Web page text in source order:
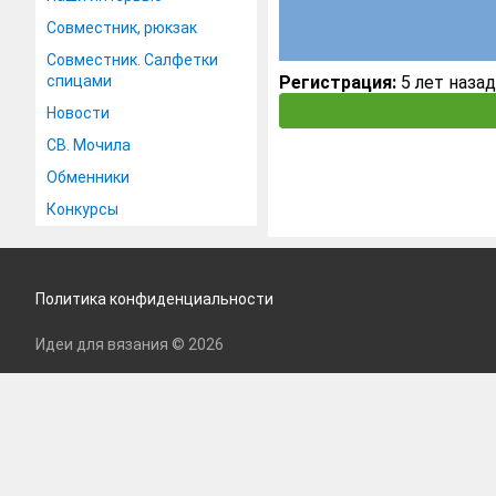
Совместник, рюкзак
Совместник. Салфетки
спицами
Новости
СВ. Мочила
Обменники
Конкурсы
Регистрация: 5 лет назад
Политика конфиденциальности
Идеи для вязания © 2026